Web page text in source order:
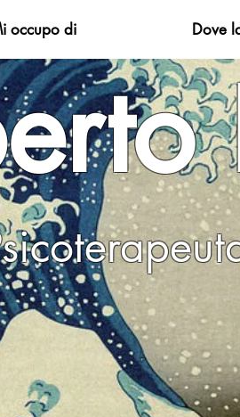
occupo di Dove